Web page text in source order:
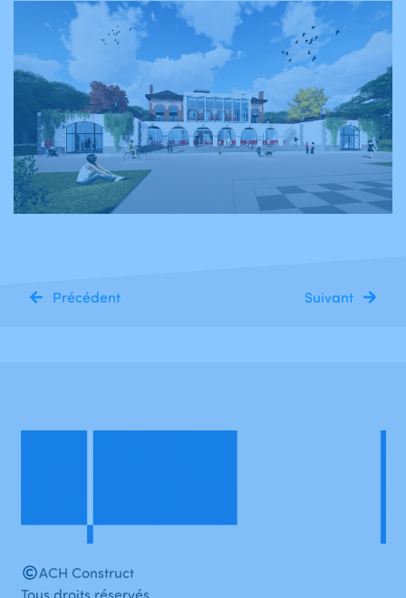
Suivant
Précédent
ACH Construct
Tous droits réservés